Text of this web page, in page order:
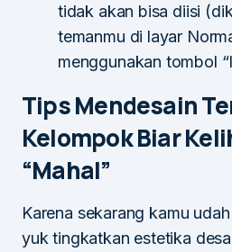
tidak akan bisa diisi
temanmu di layar
menggunakan tombol
Tips Mendesain
Kelompok Biar
“Mahal”
Karena sekarang kamu
yuk tingkatkan estetika